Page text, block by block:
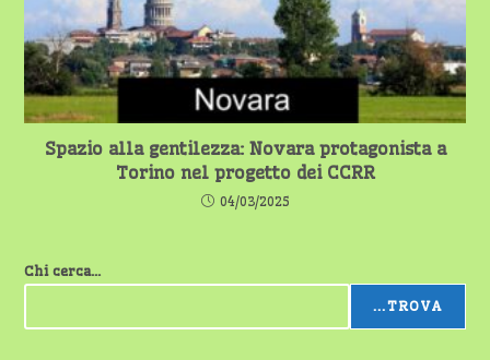
Spazio alla gentilezza: Novara protagonista a
Torino nel progetto dei CCRR
04/03/2025
Chi cerca...
...TROVA